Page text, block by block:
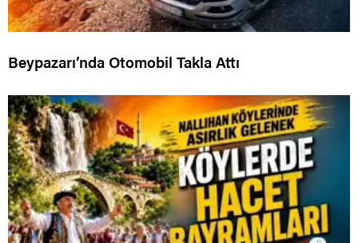
Beypazarı’nda Otomobil Takla Attı